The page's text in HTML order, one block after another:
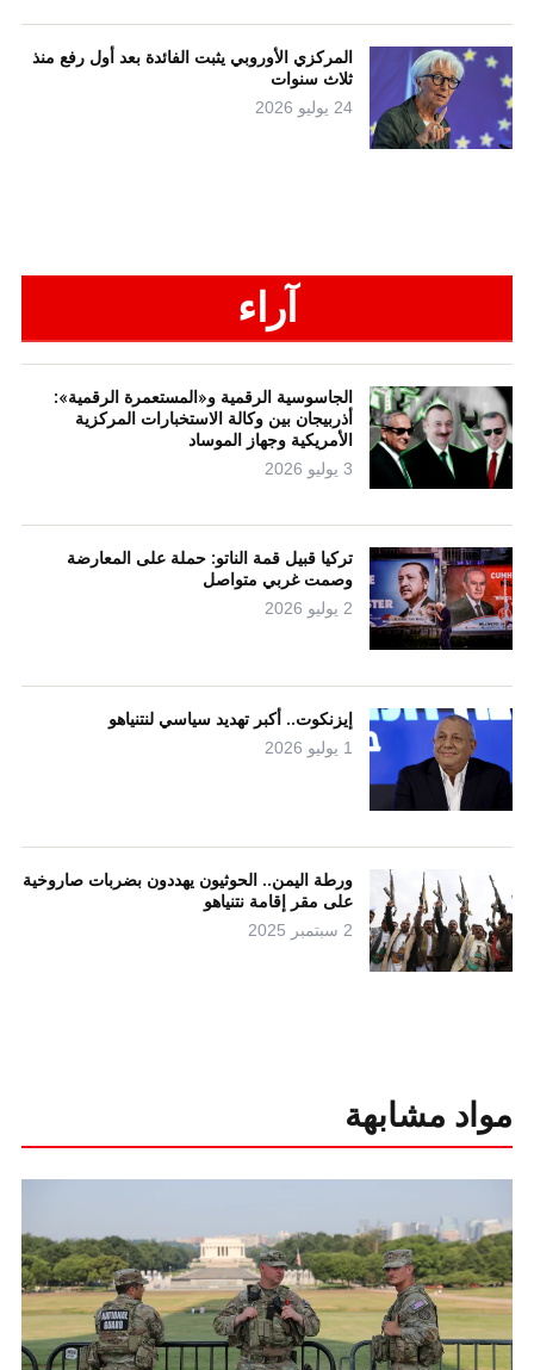
المركزي الأوروبي يثبت الفائدة بعد أول رفع منذ
ثلاث سنوات
24 يوليو 2026
آراء
الجاسوسية الرقمية و«المستعمرة الرقمية»:
أذربيجان بين وكالة الاستخبارات المركزية
الأمريكية وجهاز الموساد
3 يوليو 2026
تركيا قبيل قمة الناتو: حملة على المعارضة
وصمت غربي متواصل
2 يوليو 2026
إيزنكوت.. أكبر تهديد سياسي لنتنياهو
1 يوليو 2026
ورطة اليمن.. الحوثيون يهددون بضربات صاروخية
على مقر إقامة نتنياهو
2 سبتمبر 2025
مواد مشابهة